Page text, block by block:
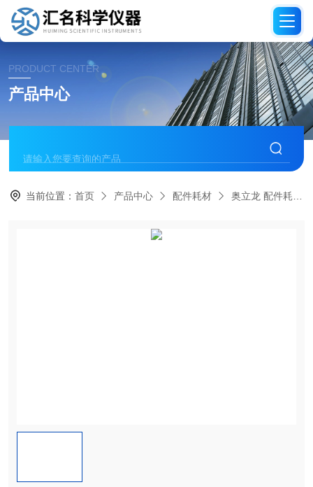
PRODUCT CENTER
产品中心
当前位置：首页 产品中心 配件耗材 奥立龙 配件耗材